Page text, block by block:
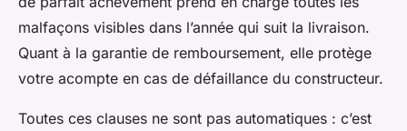
malfaçons visibles dans l’année qui suit la livraison.
Quant à la garantie de remboursement, elle protège
votre acompte en cas de défaillance du constructeur.
Toutes ces clauses ne sont pas automatiques : c’est